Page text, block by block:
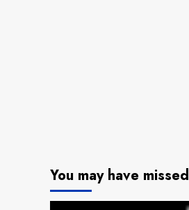
You may have missed